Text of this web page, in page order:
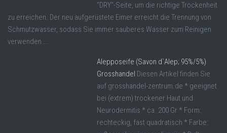
"DRY"-Seite, um die richtige Trockenheit
zu erreichen. Der neu aufgerüstete Eimer erreicht die Trennung von
Schmutzwasser, sodass Sie immer sauberes Wasser zum Reinigen
verwenden ...
Alepposeife (Savon d`Alep; 95%/5%)
Grosshandel Diesen Artikel finden Sie
auf grosshandel-zentrum.de * geeignet
bei (extrem) trockener Haut und
Neurodermitis * ca. 200 Gr * Form:
rechteckig, fast quadratisch * Farbe: